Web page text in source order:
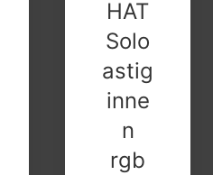
HAT
Solo
astig
inne
n
rgb